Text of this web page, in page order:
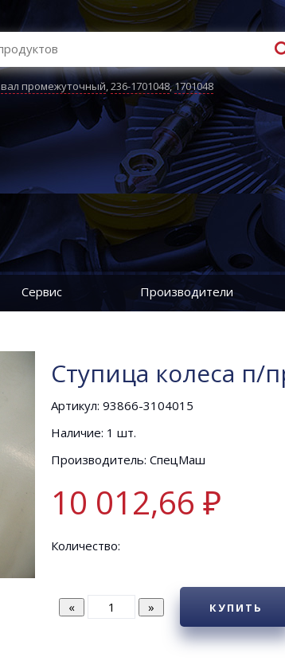
вал промежуточный,236-1701048,1701048
Сервис Производители
Ступица колеса п/
Артикул: 93866-3104015
Наличие: 1 шт.
Производитель: СпецМаш
10 012,66 ₽
Количество:
КУПИТЬ